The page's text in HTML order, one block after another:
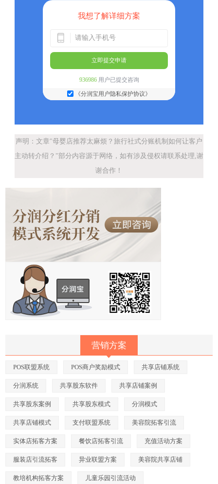
我想了解详细方案
立即提交申请
936986用户已提交咨询
《分润宝用户隐私保护协议》
声明：文章"母婴店推荐太麻烦？旅行社式分账机制如何让客户
主动转介绍？"部分内容源于网络，如有涉及侵权请联系处理,谢
谢合作！
营销方案
POS联盟系统 POS商户奖励模式 共享店铺系统
分润系统 共享股东软件 共享店铺案例
共享股东案例 共享股东模式 分润模式
共享店铺模式 支付联盟系统 美容院拓客引流
实体店拓客方案 餐饮店拓客引流 充值活动方案
服装店引流拓客 异业联盟方案 美容院共享店铺
教培机构拓客方案 儿童乐园引流活动